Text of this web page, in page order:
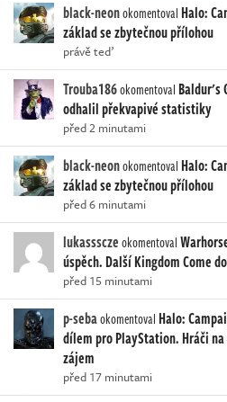
black-neonokomentoval Halo:
základ se zbytečnou přílohou
právě teď
Trouba186okomentoval Baldur's
odhalil překvapivé statistiky
před 2 minutami
black-neonokomentoval Halo:
základ se zbytečnou přílohou
před 6 minutami
lukasssczeokomentoval
úspěch. Další Kingdom Come
před 15 minutami
p-sebaokomentoval Halo:
dílem pro PlayStation. Hráči
zájem
před 17 minutami